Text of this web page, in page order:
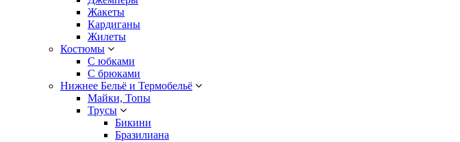
Жакеты
Кардиганы
Жилеты
Костюмы
С юбками
С брюками
Нижнее Бельё и Термобельё
Майки, Топы
Трусы
Бикини
Бразилиана